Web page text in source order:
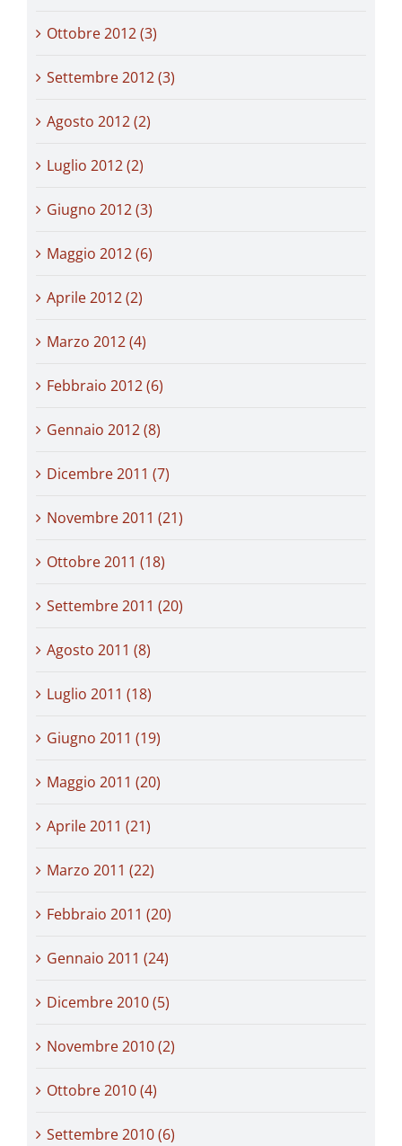
Ottobre 2012 (3)
Settembre 2012 (3)
Agosto 2012 (2)
Luglio 2012 (2)
Giugno 2012 (3)
Maggio 2012 (6)
Aprile 2012 (2)
Marzo 2012 (4)
Febbraio 2012 (6)
Gennaio 2012 (8)
Dicembre 2011 (7)
Novembre 2011 (21)
Ottobre 2011 (18)
Settembre 2011 (20)
Agosto 2011 (8)
Luglio 2011 (18)
Giugno 2011 (19)
Maggio 2011 (20)
Aprile 2011 (21)
Marzo 2011 (22)
Febbraio 2011 (20)
Gennaio 2011 (24)
Dicembre 2010 (5)
Novembre 2010 (2)
Ottobre 2010 (4)
Settembre 2010 (6)